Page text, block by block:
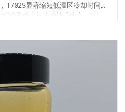
T702S显著缩短低温区冷却时间
精密金属部件的等温淬火。同